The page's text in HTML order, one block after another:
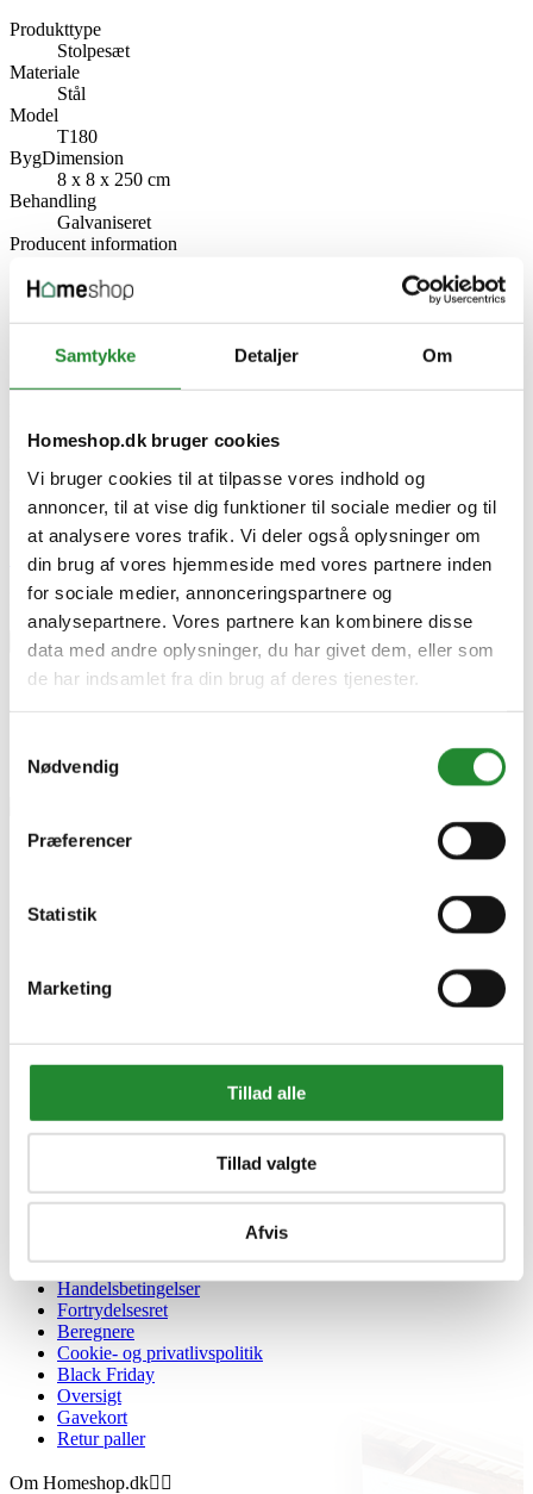
Samtykke Detaljer Om
Homeshop.dk bruger cookies
Vi bruger cookies til at tilpasse vores indhold og
annoncer, til at vise dig funktioner til sociale medier og til
at analysere vores trafik. Vi deler også oplysninger om
din brug af vores hjemmeside med vores partnere inden
for sociale medier, annonceringspartnere og
analysepartnere. Vores partnere kan kombinere disse
data med andre oplysninger, du har givet dem, eller som
de har indsamlet fra din brug af deres tjenester.
Nødvendig
Præferencer
Statistik
Marketing
Tillad alle
Tillad valgte
Afvis
Produkttype
Stolpesæt
Materiale
Stål
Model
T180
BygDimension
8 x 8 x 250 cm
Behandling
Galvaniseret
Producent information
Strandvejen 16, 7800 Skive
www.wimex.dk
Specifikke referencer
900180
EAN
5712508012052
5712508012052
Skriv produktanmeldelse
Ingen kundeanmeldelser for øjeblikket
DKK 850,00
Handelsbetingelser
Fortrydelsesret
Beregnere
Cookie- og privatlivspolitik
Black Friday
Oversigt
Gavekort
Retur paller
Om Homeshop.dk 